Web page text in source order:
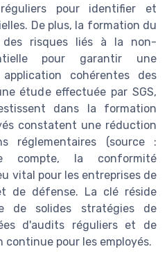
pour identifier et
De plus, la formation du
risques liés à la non-
pour garantir une
cohérentes des
étude effectuée par SGS,
dans la formation
constatent une réduction
réglementaires (source :
compte, la conformité
vital pour les entreprises de
de défense. La clé réside
de solides stratégies de
d'audits réguliers et de
pour les employés.